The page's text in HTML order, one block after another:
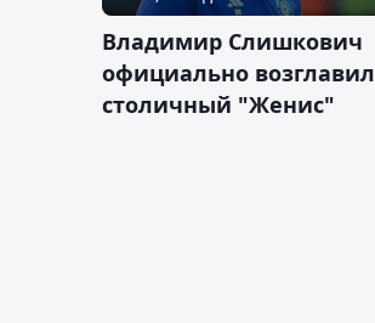
Владимир Слишкович
официально возглавил
столичный "Женис"